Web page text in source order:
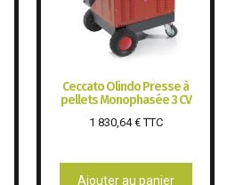
Ceccato Olindo Presse à
pellets Monophasée 3 CV
1 830,64€TTC
Ajouter au panier